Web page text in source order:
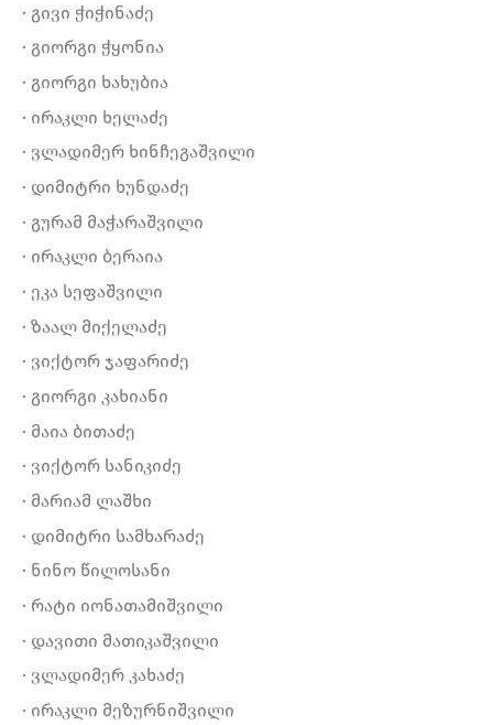
· გივი ჭიჭინაძე
· გიორგი ჭყონია
· გიორგი ხახუბია
· ირაკლი ხელაძე
· ვლადიმერ ხინჩეგაშვილი
· დიმიტრი ხუნდაძე
· გურამ მაჭარაშვილი
· ირაკლი ბერაია
· ეკა სეფაშვილი
· ზაალ მიქელაძე
· ვიქტორ ჯაფარიძე
· გიორგი კახიანი
· მაია ბითაძე
· ვიქტორ სანიკიძე
· მარიამ ლაშხი
· დიმიტრი სამხარაძე
· ნინო წილოსანი
· რატი იონათამიშვილი
· დავითი მათიკაშვილი
· ვლადიმერ კახაძე
· ირაკლი მეზურნიშვილი